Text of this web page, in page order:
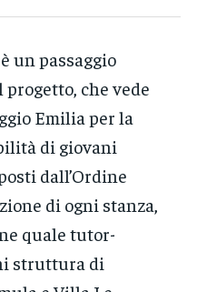
un passaggio
che vede
Emilia per la
di giovani
dall’Ordine
di ogni stanza,
quale tutor-
struttura di